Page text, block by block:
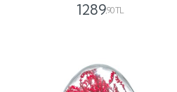
1289,90 TL